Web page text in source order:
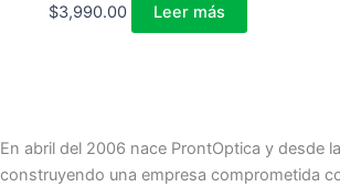
$3,990.00 Leer más
En abril del 2006 nace ProntOptica y desde
construyendo una empresa comprometida